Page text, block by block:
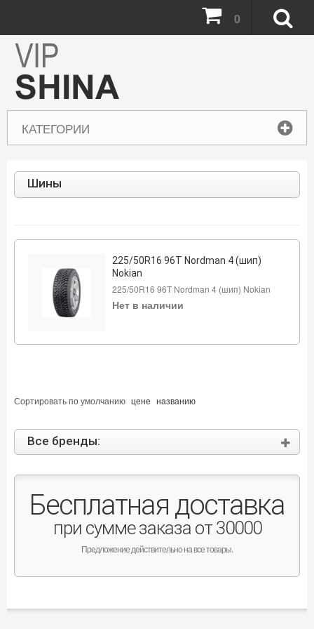
КАТЕГОРИИ
0
Шины
225/50R16 96T Nordman 4 (шип)
Nokian
225/50R16 96T Nordman 4 (шип) Nokian
Нет в наличии
Сортировать поумолчанию цене названию
Все бренды:
Бесплатная доставка
при сумме заказа от 30000
Предложение действительно на все товары.